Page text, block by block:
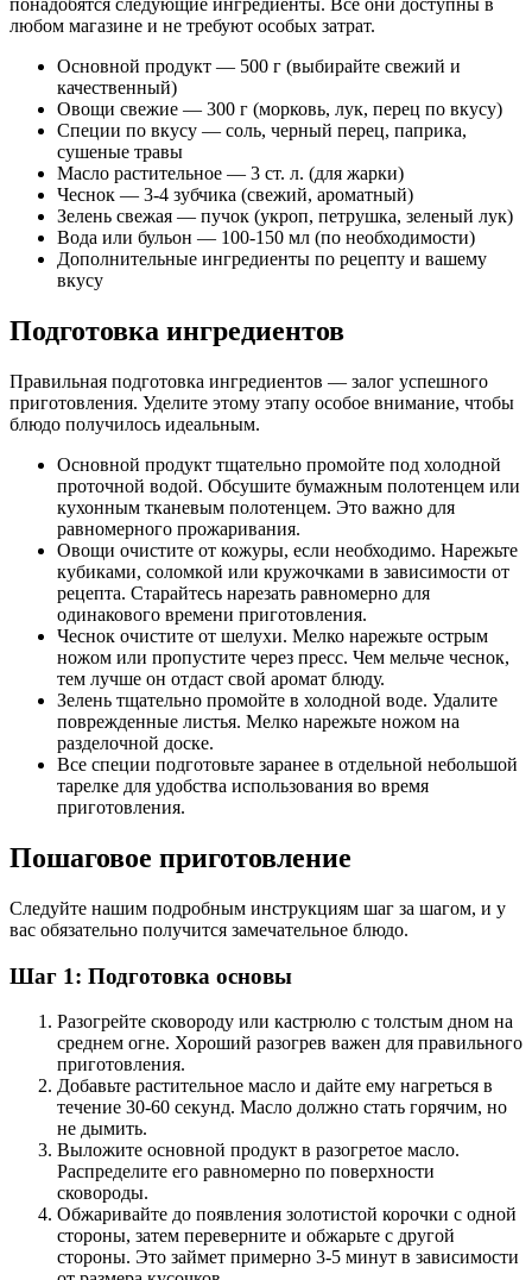
понадобятся следующие ингредиенты. Все они доступны в
любом магазине и не требуют особых затрат.
Основной продукт — 500 г (выбирайте свежий и
качественный)
Овощи свежие — 300 г (морковь, лук, перец по вкусу)
Специи по вкусу — соль, черный перец, паприка,
сушеные травы
Масло растительное — 3 ст. л. (для жарки)
Чеснок — 3-4 зубчика (свежий, ароматный)
Зелень свежая — пучок (укроп, петрушка, зеленый лук)
Вода или бульон — 100-150 мл (по необходимости)
Дополнительные ингредиенты по рецепту и вашему
вкусу
Подготовка ингредиентов
Правильная подготовка ингредиентов — залог успешного
приготовления. Уделите этому этапу особое внимание, чтобы
блюдо получилось идеальным.
Основной продукт тщательно промойте под холодной
проточной водой. Обсушите бумажным полотенцем или
кухонным тканевым полотенцем. Это важно для
равномерного прожаривания.
Овощи очистите от кожуры, если необходимо. Нарежьте
кубиками, соломкой или кружочками в зависимости от
рецепта. Старайтесь нарезать равномерно для
одинакового времени приготовления.
Чеснок очистите от шелухи. Мелко нарежьте острым
ножом или пропустите через пресс. Чем мельче чеснок,
тем лучше он отдаст свой аромат блюду.
Зелень тщательно промойте в холодной воде. Удалите
поврежденные листья. Мелко нарежьте ножом на
разделочной доске.
Все специи подготовьте заранее в отдельной небольшой
тарелке для удобства использования во время
приготовления.
Пошаговое приготовление
Следуйте нашим подробным инструкциям шаг за шагом, и у
вас обязательно получится замечательное блюдо.
Шаг 1: Подготовка основы
Разогрейте сковороду или кастрюлю с толстым дном на
среднем огне. Хороший разогрев важен для правильного
приготовления.
Добавьте растительное масло и дайте ему нагреться в
течение 30-60 секунд. Масло должно стать горячим, но
не дымить.
Выложите основной продукт в разогретое масло.
Распределите его равномерно по поверхности
сковороды.
Обжаривайте до появления золотистой корочки с одной
стороны, затем переверните и обжарьте с другой
стороны. Это займет примерно 3-5 минут в зависимости